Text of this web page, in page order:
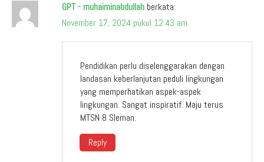
GPT - muhaiminabdullah berkata:
November 17, 2024 pukul 12:43 am
Pendidikan perlu diselenggarakan dengan
landasan keberlanjutan peduli lingkungan
yang memperhatikan aspek-aspek
lingkungan. Sangat inspiratif. Maju terus
MTSN 8 Sleman.
Reply